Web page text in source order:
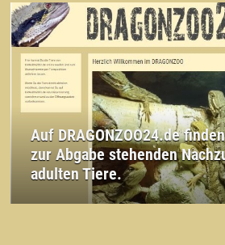
Auf DRAGONZOO24.de
zur Abgabe stehenden
adulten Tiere.